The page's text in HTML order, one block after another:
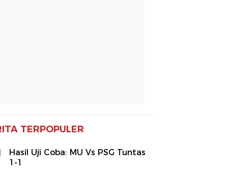
TERPOPULER
Hasil Uji Coba: MU Vs PSG Tuntas
1-1